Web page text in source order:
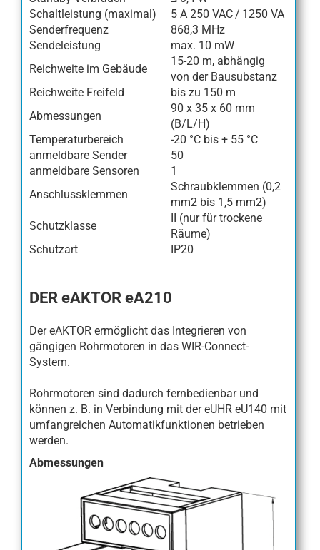
Schaltleistung (maximal)
5 A 250 VAC / 1250 VA
Senderfrequenz
868,3 MHz
Sendeleistung
max. 10 mW
Reichweite im Gebäude
15-20 m, abhängig
von der Bausubstanz
Reichweite Freifeld
bis zu 150 m
Abmessungen
90 x 35 x 60 mm
(B/L/H)
Temperaturbereich
-20 °C bis + 55 °C
anmeldbare Sender
50
anmeldbare Sensoren
1
Anschlussklemmen
Schraubklemmen (0,2
mm2 bis 1,5 mm2)
Schutzklasse
II (nur für trockene
Räume)
Schutzart
IP20
DER eAKTOR eA210
Der eAKTOR ermöglicht das Integrieren von
gängigen Rohrmotoren in das WIR-Connect-
System.
Rohrmotoren sind dadurch fernbedienbar und
können z. B. in Verbindung mit der eUHR eU140 mit
umfangreichen Automatikfunktionen betrieben
werden.
Abmessungen